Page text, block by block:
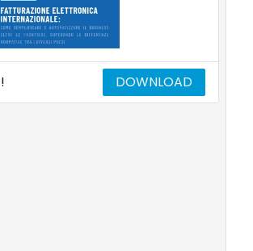
DOWNLOAD